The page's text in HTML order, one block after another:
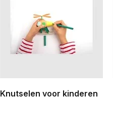
Knutselen voor kinderen